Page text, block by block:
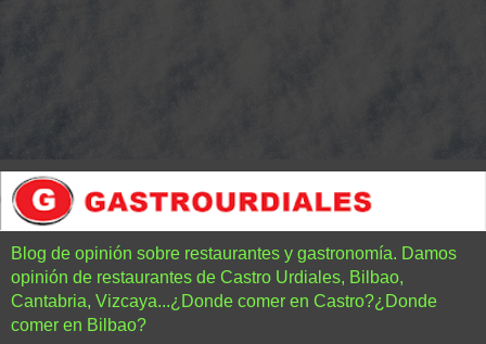
Blog de opinión sobre restaurantes y gastronomía. Damos
opinión de restaurantes de Castro Urdiales, Bilbao,
Cantabria, Vizcaya...¿Donde comer en Castro?¿Donde
comer en Bilbao?